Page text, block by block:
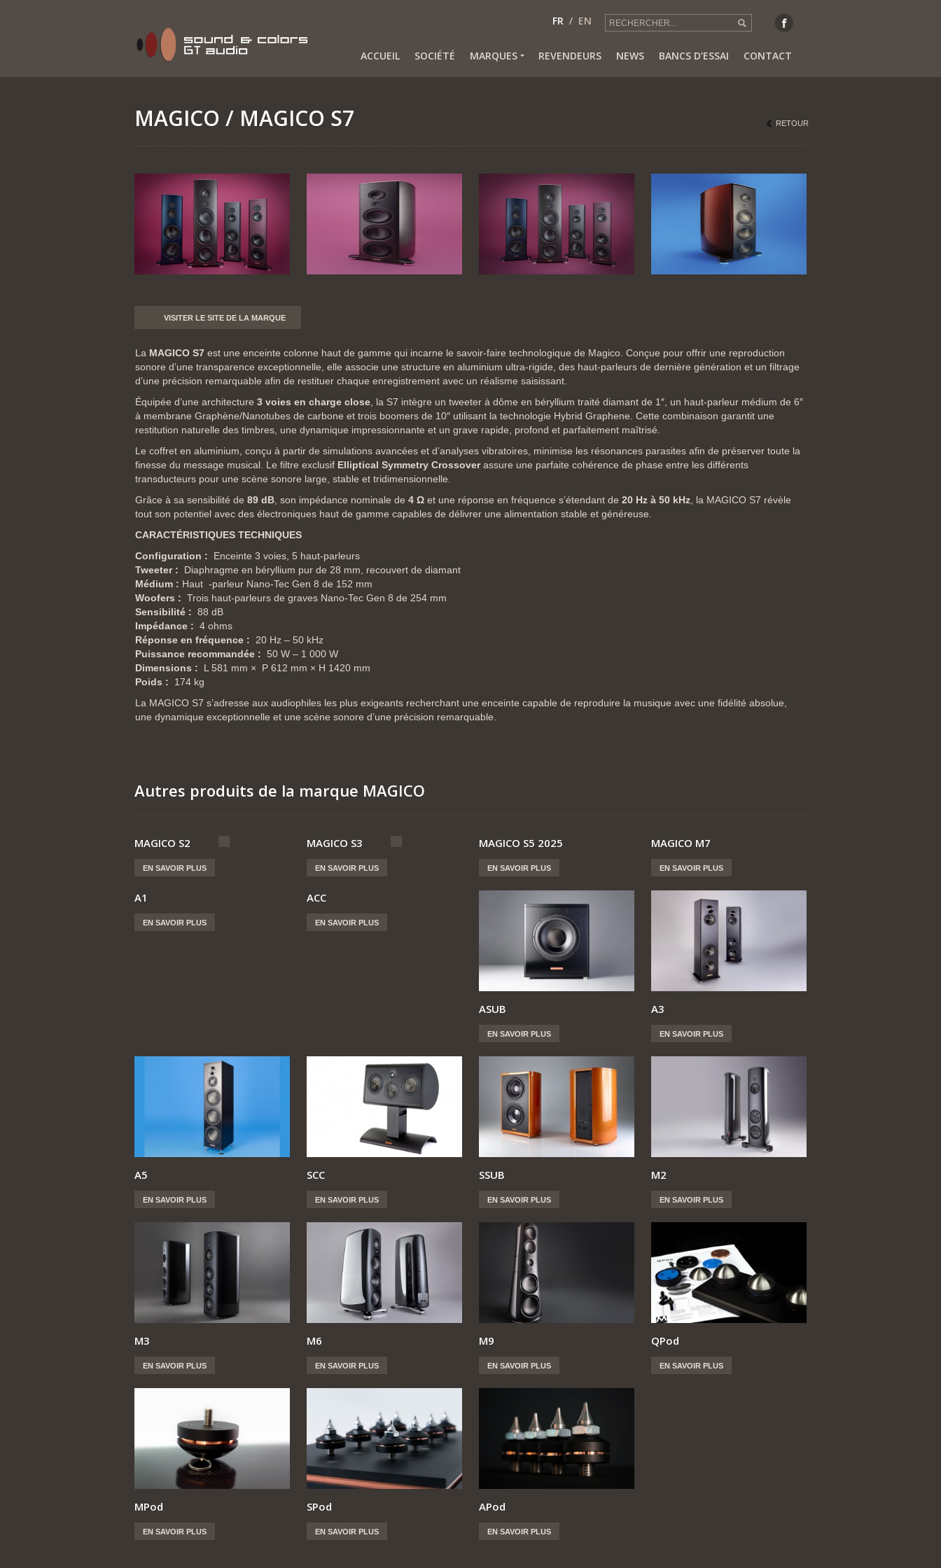
FR EN
ACCUEIL SOCIÉTÉ MARQUES REVENDEURS NEWS BANCS D’ESSAI CONTACT
MAGICO / MAGICO S7 RETOUR
VISITER LE SITE DE LA MARQUE
La MAGICO S7 est une enceinte colonne haut de gamme qui incarne le savoir-faire technologique de Magico. Conçue pour offrir une reproduction
sonore d’une transparence exceptionnelle, elle associe une structure en aluminium ultra-rigide, des haut-parleurs de dernière génération et un filtrage
d’une précision remarquable afin de restituer chaque enregistrement avec un réalisme saisissant.
Équipée d’une architecture 3 voies en charge close , la S7 intègre un tweeter à dôme en béryllium traité diamant de 1″, un haut-parleur médium de 6″
à membrane Graphène/Nanotubes de carbone et trois boomers de 10″ utilisant la technologie Hybrid Graphene. Cette combinaison garantit une
restitution naturelle des timbres, une dynamique impressionnante et un grave rapide, profond et parfaitement maîtrisé.
Le coffret en aluminium, conçu à partir de simulations avancées et d’analyses vibratoires, minimise les résonances parasites afin de préserver toute la
finesse du message musical. Le filtre exclusif Elliptical Symmetry Crossoverassure une parfaite cohérence de phase entre les différents
transducteurs pour une scène sonore large, stable et tridimensionnelle.
Grâce à sa sensibilité de 89 dB , son impédance nominale de 4 Ω et une réponse en fréquence s’étendant de 20 Hz à 50 kHz , la MAGICO S7 révèle
tout son potentiel avec des électroniques haut de gamme capables de délivrer une alimentation stable et généreuse.
CARACTÉRISTIQUES TECHNIQUES
Configuration : Enceinte 3 voies, 5 haut-parleurs
Tweeter : Diaphragme en béryllium pur de 28 mm, recouvert de diamant
Médium : Haut -parleur Nano-Tec Gen 8 de 152 mm
Woofers : Trois haut-parleurs de graves Nano-Tec Gen 8 de 254 mm
Sensibilité : 88 dB
Impédance : 4 ohms
Réponse en fréquence : 20 Hz – 50 kHz
Puissance recommandée : 50 W – 1 000 W
Dimensions : L 581 mm × P 612 mm × H 1420 mm
Poids : 174 kg
La MAGICO S7 s’adresse aux audiophiles les plus exigeants recherchant une enceinte capable de reproduire la musique avec une fidélité absolue,
une dynamique exceptionnelle et une scène sonore d’une précision remarquable.
Autres produits de la marque MAGICO
MAGICO S2
EN SAVOIR PLUS
MAGICO S3
EN SAVOIR PLUS
MAGICO S5 2025
EN SAVOIR PLUS
MAGICO M7
EN SAVOIR PLUS
A1
EN SAVOIR PLUS
ACC
EN SAVOIR PLUS
ASUB
EN SAVOIR PLUS
A3
EN SAVOIR PLUS
A5
EN SAVOIR PLUS
SCC
EN SAVOIR PLUS
SSUB
EN SAVOIR PLUS
M2
EN SAVOIR PLUS
M3
EN SAVOIR PLUS
M6
EN SAVOIR PLUS
M9
EN SAVOIR PLUS
QPod
EN SAVOIR PLUS
MPod
EN SAVOIR PLUS
SPod
EN SAVOIR PLUS
APod
EN SAVOIR PLUS